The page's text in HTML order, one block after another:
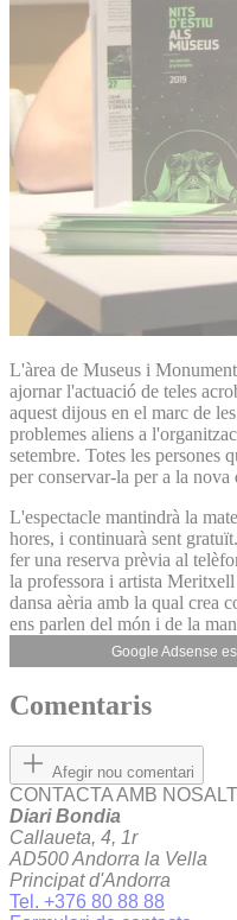
L'àrea de Museus i
ajornar l'actuació de teles
aquest dijous en el marc de
problemes aliens a
setembre. Totes les persones
per conservar-la per a la nova
L'espectacle mantindrà la
hores, i continuarà sent
fer una reserva prèvia al
la professora i artista Meritxell
dansa aèria amb la qual crea
ens parlen del món i de la
Google Adsense
Comentaris
Afegir nou comentari
CONTACTA AMB
Diari Bondia
Callaueta, 4, 1r
AD500 Andorra la Vella
Principat d'Andorra
Tel. +376 80 88 88